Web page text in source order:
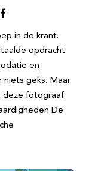
in de krant.
opdracht.
en
niets geks. Maar
deze fotograaf
De